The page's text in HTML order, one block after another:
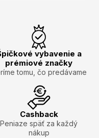
vybavenie a
prémiové značky
tomu, čo predávame
Cashback
Peniaze späť za každý
nákup